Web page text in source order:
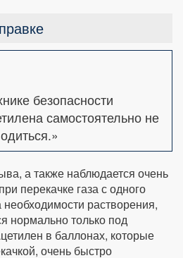
безопасности
самостоятельно не
а также наблюдается очень
перекачке газа с одного
необходимости растворения,
нормально только под
в баллонах, которые
очень быстро